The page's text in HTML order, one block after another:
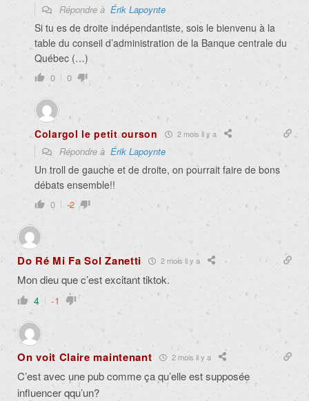
Répondre à Érik Lapoynte
Si tu es de droite indépendantiste, sois le bienvenu à la
table du conseil d’administration de la Banque centrale du
Québec (…)
0 0
Colargol le petit ourson 2 mois il y a
Répondre à Érik Lapoynte
Un troll de gauche et de droite, on pourrait faire de bons
débats ensemble!!
0 -2
Do Ré Mi Fa Sol Zanetti 2 mois il y a
Mon dieu que c’est excitant tiktok.
4 -1
On voit Claire maintenant 2 mois il y a
C’est avec une pub comme ça qu’elle est supposée
influencer qqu’un?